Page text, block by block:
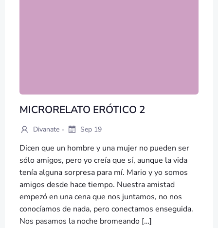
MICRORELATO ERÓTICO 2
Divanate - Sep 19
Dicen que un hombre y una mujer no pueden ser
sólo amigos, pero yo creía que sí, aunque la vida
tenía alguna sorpresa para mí. Mario y yo somos
amigos desde hace tiempo. Nuestra amistad
empezó en una cena que nos juntamos, no nos
conocíamos de nada, pero conectamos enseguida.
Nos pasamos la noche bromeando […]